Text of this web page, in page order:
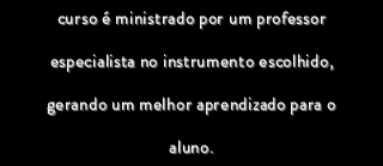
curso é ministrado por um professor
especialista no instrumento escolhido,
gerando um melhor aprendizado para o
aluno.